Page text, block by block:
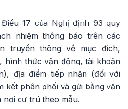
17 của Nghị định 93 quy
nhiệm thông báo trên các
truyền thông về mục đích,
hình thức vận động, tài khoản
địa điểm tiếp nhận (đối với
kết phân phối và gửi bằng văn
nơi cư trú theo mẫu.